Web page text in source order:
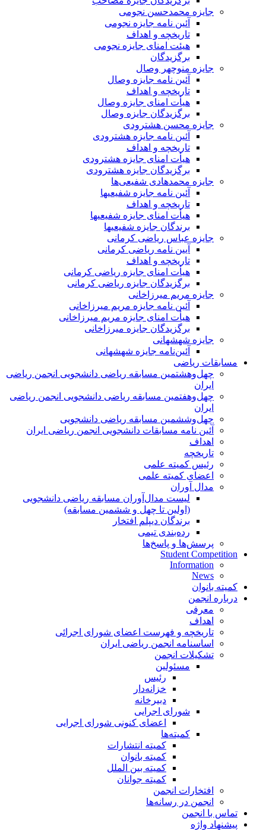
جایزه محمدحسن نجومی
آئین نامه جایزه نجومی
تاریخچه و اهداف
هیئت امنای جایزه نجومی
برگزیدگان
جایزه منوچهر وصال
آئین نامه جایزه وصال
تاریخچه و اهداف
هیأت امنای جایزه وصال
برگزیدگان جایزه وصال
جایزه محسن هشترودی
آئین نامه جایزه هشترودی
تاریخچه و اهداف
هیأت امنای جایزه هشترودی
برگزیدگان جایزه هشترودی
جایزه محمدهادی شفیعی‌ها
آئین نامه جایزه شفیعیها
تاریخچه و اهداف
هیأت امنای جایزه شفیعیها
برندگان جایزه شفیعیها
جایزه عباس ریاضی کرمانی
آیین نامه ریاضی کرمانی
تاریخچه و اهداف
هیأت امنای جایزه ریاضی کرمانی
برگزیدگان جایزه ریاضی کرمانی
جایزه مریم میرزاخانی
آئین نامه جایزه مریم میرزاخانی
هیأت امنای جایزه مریم میرزاخانی
برگزیدگان جایزه میرزاخانی
جایزه شهشهانی
آئین‌نامه جایزه شهشهانی
مسابقات ریاضی
چهل‌و‌هشتمین مسابقه ریاضی دانشجویی انجمن ریاضی
ایران
چهل‌و‌هفتمین مسابقه ریاضی دانشجویی انجمن ریاضی
ایران
چهل‌و‌ششمین مسابقه ریاضی دانشجویی
آئین نامه مسابقات دانشجویی انجمن ریاضی ایران
اهداف
تاریخچه
رئیس کمیته علمی
اعضای کمیته علمی
مدال آوران
لیست مدال‌آوران مسابقه ریاضی دانشجویی
(اولین تا چهل‌ و ششمین مسابقه)
برندگان دیپلم افتخار
رده‌بندی تیمی
پرسش‌ها و پاسخ‌ها
Student Competition
Information
News
کمیته بانوان
درباره انجمن
معرفی
اهداف
تاریخچه و فهرست اعضای شورای اجرائی
اساسنامه انجمن ریاضی ایران
تشکیلات انجمن
مسئولین
رئیس
خزانه‌دار
دبیرخانه
شورای اجرایی
اعضای کنونی شورای اجرایی
کمیته‌ها
کمیته انتشارات
کمیته بانوان
کمیته بین الملل
کمیته جوانان
افتخارات انجمن
انجمن در رسانه‌ها
تماس با انجمن
پیشنهاد واژه